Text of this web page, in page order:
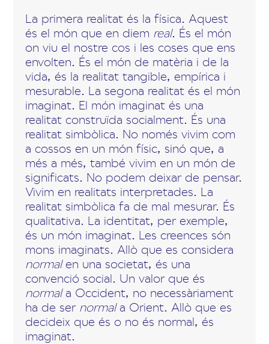
La primera realitat és la física. Aquest
és el món que en diem real. És el món
on viu el nostre cos i les coses que ens
envolten. És el món de matèria i de la
vida, és la realitat tangible, empírica i
mesurable. La segona realitat és el món
imaginat. El món imaginat és una
realitat construïda socialment. És una
realitat simbòlica. No només vivim com
a cossos en un món físic, sinó que, a
més a més, també vivim en un món de
significats. No podem deixar de pensar.
Vivim en realitats interpretades. La
realitat simbòlica fa de mal mesurar. És
qualitativa. La identitat, per exemple,
és un món imaginat. Les creences són
mons imaginats. Allò que es considera
normalen una societat, és una
convenció social. Un valor que és
normala Occident, no necessàriament
ha de ser normala Orient. Allò que es
decideix que és o no és normal, és
imaginat.